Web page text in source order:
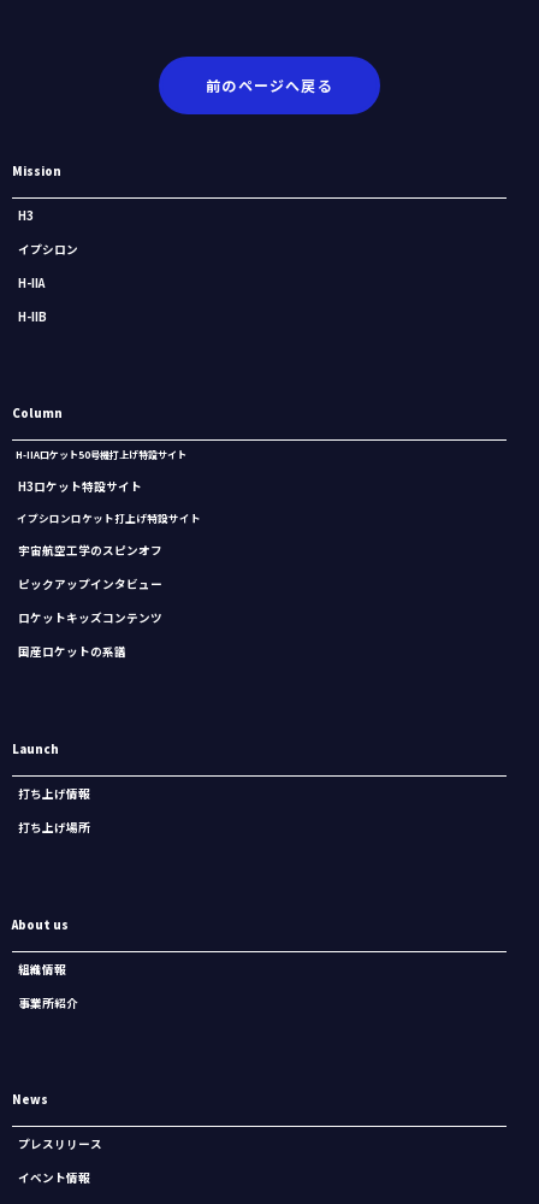
前のページへ戻る
Mission
H3
イプシロン
H-IIA
H-IIB
Column
H-IIAロケット50号機打上げ特設サイト
H3ロケット特設サイト
イプシロンロケット打上げ特設サイト
宇宙航空工学のスピンオフ
ピックアップインタビュー
ロケットキッズコンテンツ
国産ロケットの系譜
Launch
打ち上げ情報
打ち上げ場所
About us
組織情報
事業所紹介
News
プレスリリース
イベント情報